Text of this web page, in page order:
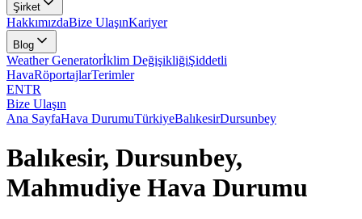
Şirket
HakkımızdaBize UlaşınKariyer
Blog
Weather Generatorİklim DeğişikliğiŞiddetli
HavaRöportajlarTerimler
ENTR
Bize Ulaşın
Ana SayfaHava DurumuTürkiyeBalıkesirDursunbey
Balıkesir, Dursunbey,
Mahmudiye Hava Durumu